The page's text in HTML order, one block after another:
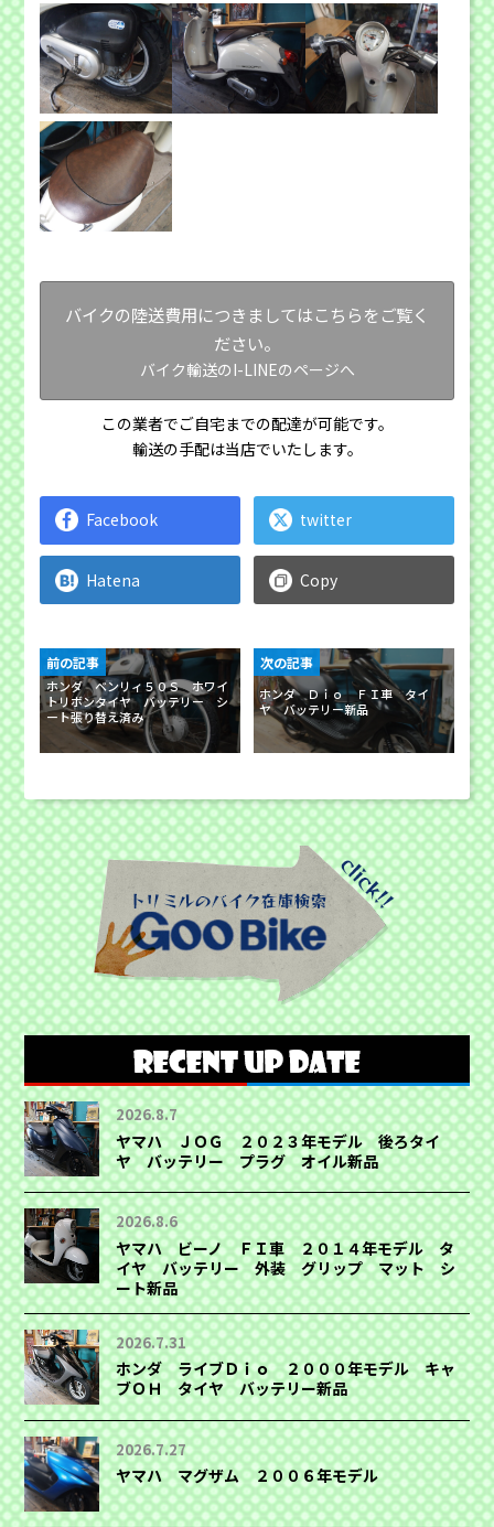
バイクの陸送費用につきましてはこちらをご覧く
ださい。
バイク輸送のI-LINEのページへ
この業者でご自宅までの配達が可能です。
輸送の手配は当店でいたします。
Facebook twitter
Hatena Copy
ホンダ ベンリィ５０Ｓ ホワイ
トリボンタイヤ バッテリー シ
ート張り替え済み
前の記事
ホンダ Ｄｉｏ ＦＩ車 タイ
ヤ バッテリー新品
次の記事
2026.8.7
ヤマハ ＪＯＧ ２０２３年モデル 後ろタイ
ヤ バッテリー プラグ オイル新品
2026.8.6
ヤマハ ビーノ ＦＩ車 ２０１４年モデル タ
イヤ バッテリー 外装 グリップ マット シ
ート新品
2026.7.31
ホンダ ライブＤｉｏ ２０００年モデル キャ
ブＯＨ タイヤ バッテリー新品
2026.7.27
ヤマハ マグザム ２００６年モデル